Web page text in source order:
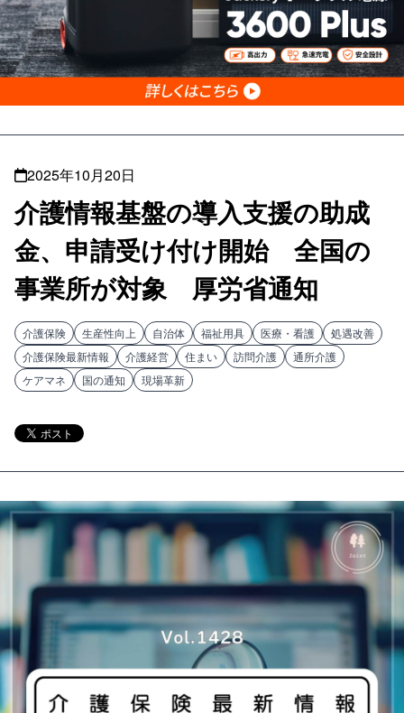
2025年10月20日
介護情報基盤の導入支援の助成
金、申請受け付け開始 全国の
事業所が対象 厚労省通知
介護保険 生産性向上 自治体 福祉用具 医療・看護
処遇改善
介護保険最新情報
介護経営 住まい 訪問介護
通所介護
ケアマネ
国の通知 現場革新